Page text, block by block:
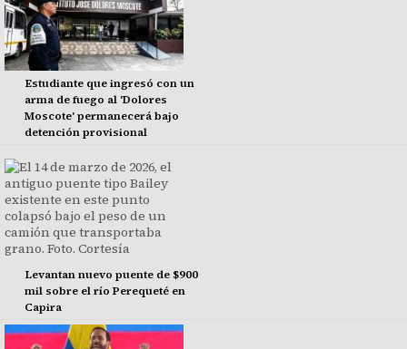
Estudiante que ingresó con un
arma de fuego al 'Dolores
Moscote' permanecerá bajo
detención provisional
Levantan nuevo puente de $900
mil sobre el río Perequeté en
Capira